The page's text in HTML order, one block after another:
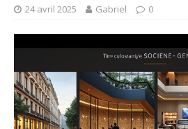
24 avril 2025 Gabriel 0